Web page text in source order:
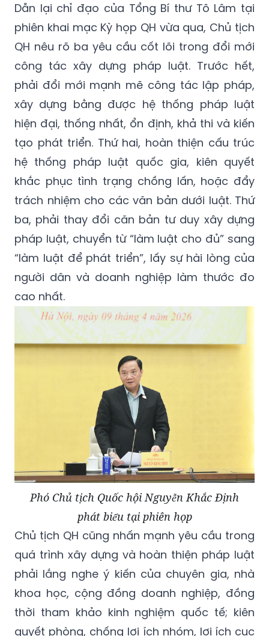
Dẫn lại chỉ đạo của Tổng Bí thư Tô Lâm tại
phiên khai mạc Kỳ họp QH vừa qua, Chủ tịch
QH nêu rõ ba yêu cầu cốt lõi trong đổi mới
công tác xây dựng pháp luật. Trước hết,
phải đổi mới mạnh mẽ công tác lập pháp,
xây dựng bằng được hệ thống pháp luật
hiện đại, thống nhất, ổn định, khả thi và kiến
tạo phát triển. Thứ hai, hoàn thiện cấu trúc
hệ thống pháp luật quốc gia, kiên quyết
khắc phục tình trạng chồng lấn, hoặc đẩy
trách nhiệm cho các văn bản dưới luật. Thứ
ba, phải thay đổi căn bản tư duy xây dựng
pháp luật, chuyển từ “làm luật cho đủ” sang
“làm luật để phát triển”, lấy sự hài lòng của
người dân và doanh nghiệp làm thước đo
cao nhất.
Phó Chủ tịch Quốc hội Nguyễn Khắc Định
phát biểu tại phiên họp
Chủ tịch QH cũng nhấn mạnh yêu cầu trong
quá trình xây dựng và hoàn thiện pháp luật
phải lắng nghe ý kiến của chuyên gia, nhà
khoa học, cộng đồng doanh nghiệp, đồng
thời tham khảo kinh nghiệm quốc tế; kiên
quyết phòng, chống lợi ích nhóm, lợi ích cục